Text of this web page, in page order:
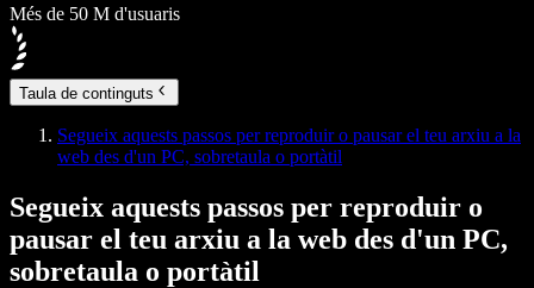
Més de 50 M d'usuaris
Taula de continguts
Segueix aquests passos per reproduir o pausar el teu arxiu a la
web des d'un PC, sobretaula o portàtil
Segueix aquests passos per reproduir o
pausar el teu arxiu a la web des d'un PC,
sobretaula o portàtil